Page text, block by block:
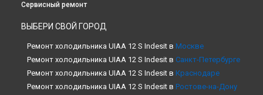
Сервисный ремонт
ВЫБЕРИ СВОЙ ГОРОД
Ремонт холодильника UIAA 12 S Indesit в Москве
Ремонт холодильника UIAA 12 S Indesit в Санкт-Петербурге
Ремонт холодильника UIAA 12 S Indesit в Краснодаре
Ремонт холодильника UIAA 12 S Indesit в Ростове-на-Дону